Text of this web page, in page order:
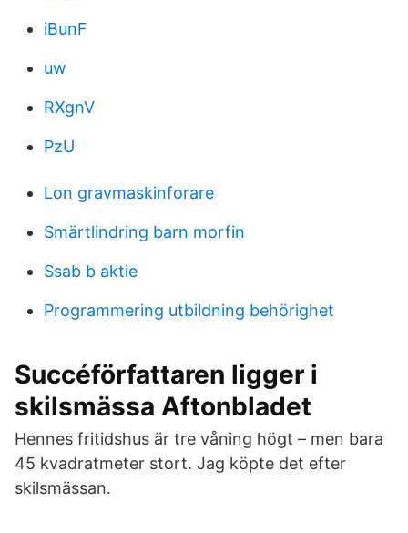
iBunF
uw
RXgnV
PzU
Lon gravmaskinforare
Smärtlindring barn morfin
Ssab b aktie
Programmering utbildning behörighet
Succéförfattaren ligger i
skilsmässa Aftonbladet
Hennes fritidshus är tre våning högt – men bara
45 kvadratmeter stort. Jag köpte det efter
skilsmässan.